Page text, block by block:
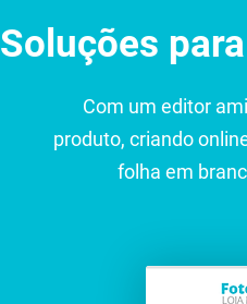
Soluções
Com um editor
produto, criando
folha em